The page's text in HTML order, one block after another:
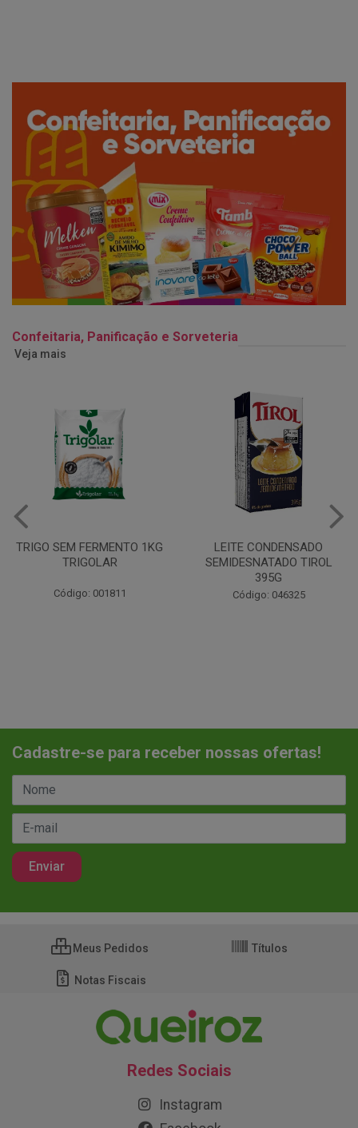
Confeitaria, Panificação e Sorveteria
Veja mais
LEITE CONDENSADO
SEMIDESNATADO TIROL
Código: 046325
CHANTILINHO EM PO 400G
MIX
Código: 037442
Cadastre-se para receber nossas ofertas!
Meus Pedidos Títulos
Notas Fiscais
Redes Sociais
Instagram